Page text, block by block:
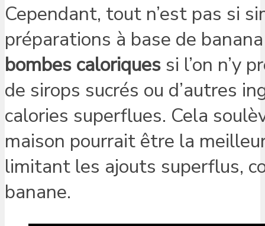
Cependant, tout n’est pas si
préparations à base de
bombes caloriques si l’on n’y
de sirops sucrés ou d’autres
calories superflues. Cela
maison pourrait être la
limitant les ajouts superflus,
banane.